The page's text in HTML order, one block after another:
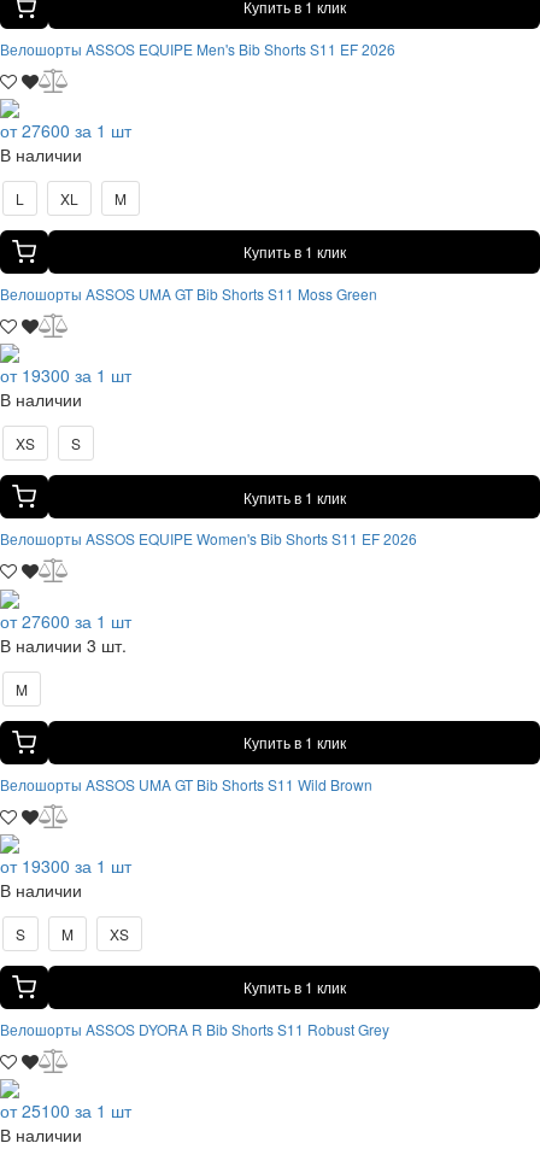
Купить в 1 клик
Велошорты ASSOS EQUIPE Men's Bib Shorts S11 EF 2026
от 27600 за 1 шт
В наличии
L XL M
Купить в 1 клик
Велошорты ASSOS UMA GT Bib Shorts S11 Moss Green
от 19300 за 1 шт
В наличии
XS S
Купить в 1 клик
Велошорты ASSOS EQUIPE Women's Bib Shorts S11 EF 2026
от 27600 за 1 шт
В наличии 3 шт.
M
Купить в 1 клик
Велошорты ASSOS UMA GT Bib Shorts S11 Wild Brown
от 19300 за 1 шт
В наличии
S M XS
Купить в 1 клик
Велошорты ASSOS DYORA R Bib Shorts S11 Robust Grey
от 25100 за 1 шт
В наличии